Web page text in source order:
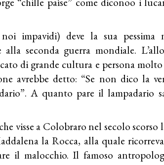
impavidi) deve la sua pessima
alla seconda guerra mondiale.
di grande cultura e persona
avrebbe detto: “Se non dico la
A quanto pare il lampadario
visse a Colobraro nel secolo scorso
la Rocca, alla quale
il malocchio. Il famoso